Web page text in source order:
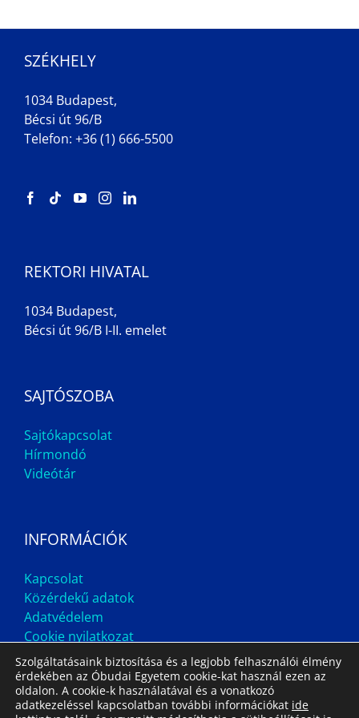
SZÉKHELY
1034 Budapest,
Bécsi út 96/B
Telefon: +36 (1) 666-5500
REKTORI HIVATAL
1034 Budapest,
Bécsi út 96/B I-II. emelet
SAJTÓSZOBA
Sajtókapcsolat
Hírmondó
Videótár
INFORMÁCIÓK
Kapcsolat
Közérdekű adatok
Adatvédelem
Cookie nyilatkozat
Szolgáltatásaink biztosítása és a legjobb felhasználói élmény
érdekében az Óbudai Egyetem cookie-kat használ ezen az
oldalon. A cookie-k használatával és a vonatkozó
adatkezeléssel kapcsolatban további információkat ide